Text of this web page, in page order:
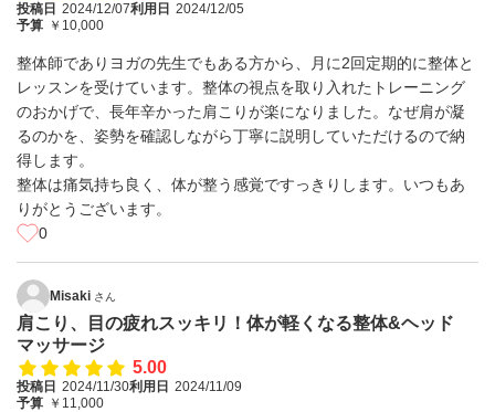
投稿日 2024/12/07利用日 2024/12/05
予算 ￥10,000
整体師でありヨガの先生でもある方から、月に2回定期的に整体と
レッスンを受けています。整体の視点を取り入れたトレーニング
のおかげで、長年辛かった肩こりが楽になりました。なぜ肩が凝
るのかを、姿勢を確認しながら丁寧に説明していただけるので納
得します。
整体は痛気持ち良く、体が整う感覚ですっきりします。いつもあ
りがとうございます。
0
Misaki さん
肩こり、目の疲れスッキリ！体が軽くなる整体&ヘッド
マッサージ
5.00
投稿日 2024/11/30利用日 2024/11/09
予算 ￥11,000